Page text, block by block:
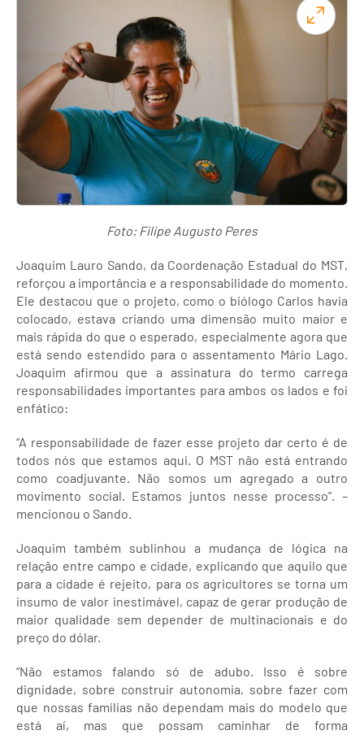
Foto: Filipe Augusto Peres
Joaquim Lauro Sando, da Coordenação Estadual do MST,
reforçou a importância e a responsabilidade do momento.
Ele destacou que o projeto, como o biólogo Carlos havia
colocado, estava criando uma dimensão muito maior e
mais rápida do que o esperado, especialmente agora que
está sendo estendido para o assentamento Mário Lago.
Joaquim afirmou que a assinatura do termo carrega
responsabilidades importantes para ambos os lados e foi
enfático:
“A responsabilidade de fazer esse projeto dar certo é de
todos nós que estamos aqui. O MST não está entrando
como coadjuvante. Não somos um agregado a outro
movimento social. Estamos juntos nesse processo”. –
mencionou o Sando.
Joaquim também sublinhou a mudança de lógica na
relação entre campo e cidade, explicando que aquilo que
para a cidade é rejeito, para os agricultores se torna um
insumo de valor inestimável, capaz de gerar produção de
maior qualidade sem depender de multinacionais e do
preço do dólar.
“Não estamos falando só de adubo. Isso é sobre
dignidade, sobre construir autonomia, sobre fazer com
que nossas famílias não dependam mais do modelo que
está aí, mas que possam caminhar de forma